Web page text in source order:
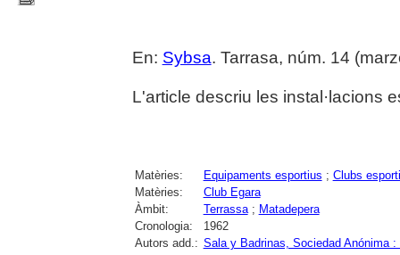
En: Sybsa. Tarrasa, núm. 14
L'article descriu les instal·lacions
Matèries: Equipaments esportius ; Clubs
Matèries:
Club Egara
Àmbit:
Terrassa; Matadepera
Cronologia:
1962
Autors add.: Sala y Badrinas, Sociedad Anónima